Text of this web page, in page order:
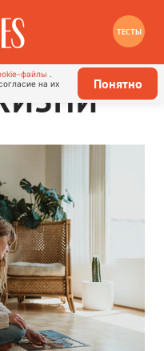
ТЕСТЫ
файлы
на их
Понятно